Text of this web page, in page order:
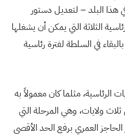
هذا البلد – لتعديل دستور
الرئاسية الثلاثة التي يمكن أن يشغلها
في السلطة لفترة رئاسية
مثلما كان معمولاً به
ولايات، وهي المرحلة التي
علي عام 2004، كما كسر الحاجز العمري برفع الحد الأقصى